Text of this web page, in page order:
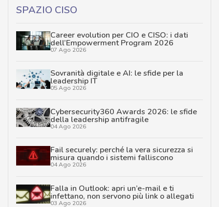
SPAZIO CISO
Career evolution per CIO e CISO: i dati
dell’Empowerment Program 2026
07 Ago 2026
Sovranità digitale e AI: le sfide per la
leadership IT
05 Ago 2026
Cybersecurity360 Awards 2026: le sfide
della leadership antifragile
04 Ago 2026
Fail securely: perché la vera sicurezza si
misura quando i sistemi falliscono
04 Ago 2026
Falla in Outlook: apri un’e-mail e ti
infettano, non servono più link o allegati
03 Ago 2026